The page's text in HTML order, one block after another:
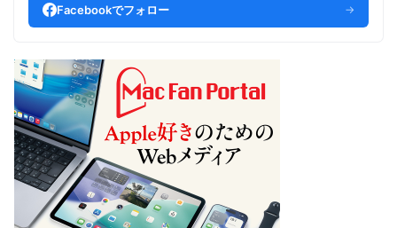
Facebookでフォロー →